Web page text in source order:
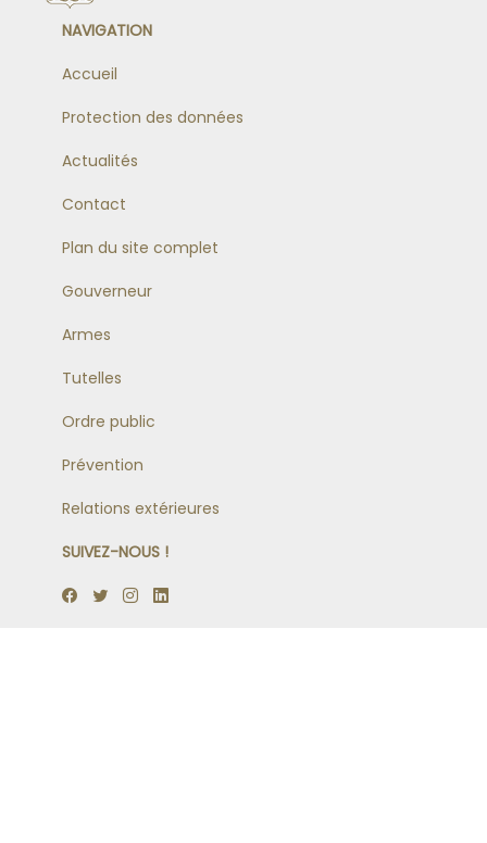
NAVIGATION
Accueil
Protection des données
Actualités
Contact
Plan du site complet
Gouverneur
Armes
Tutelles
Ordre public
Prévention
Relations extérieures
SUIVEZ-NOUS !